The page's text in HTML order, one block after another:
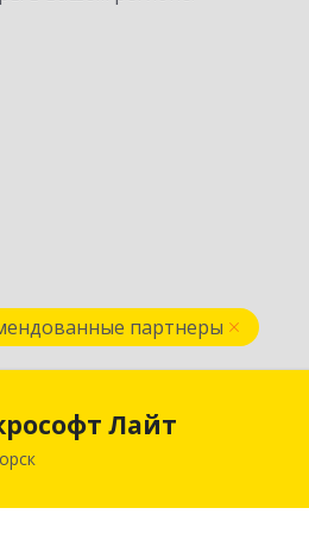
партнеры
Лайт
Макрософт Лайт
357501, Ставропольский край,